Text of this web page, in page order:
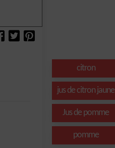
citron
jus de citron jaune
Jus de pomme
pomme